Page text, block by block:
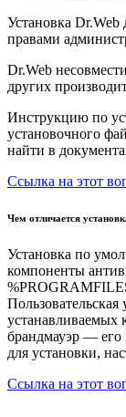
Установка Dr.Web
правами
Dr.Web
других
Инструкцию по
установочного
найти в
Ссылка на этот
Чем отличается
Установка по
компоненты
Пользовательская
устанавливаемых
брандмауэр — его
для установки,
Ссылка на этот